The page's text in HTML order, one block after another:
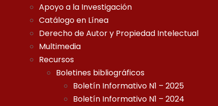
Apoyo a la Investigación
Catálogo en Línea
Derecho de Autor y Propiedad Intelectual
Multimedia
Recursos
Boletines bibliográficos
Boletín Informativo N1 – 2025
Boletín Informativo N1 – 2024